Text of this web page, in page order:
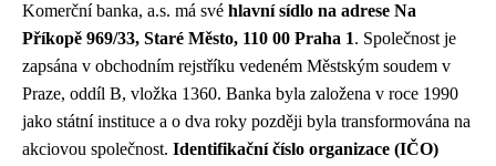
Komerční banka, a.s. má své hlavní sídlo na adrese Na
Příkopě 969/33, Staré Město, 110 00 Praha 1. Společnost je
zapsána v obchodním rejstříku vedeném Městským soudem v
Praze, oddíl B, vložka 1360. Banka byla založena v roce 1990
jako státní instituce a o dva roky později byla transformována na
akciovou společnost. Identifikační číslo organizace (IČO)